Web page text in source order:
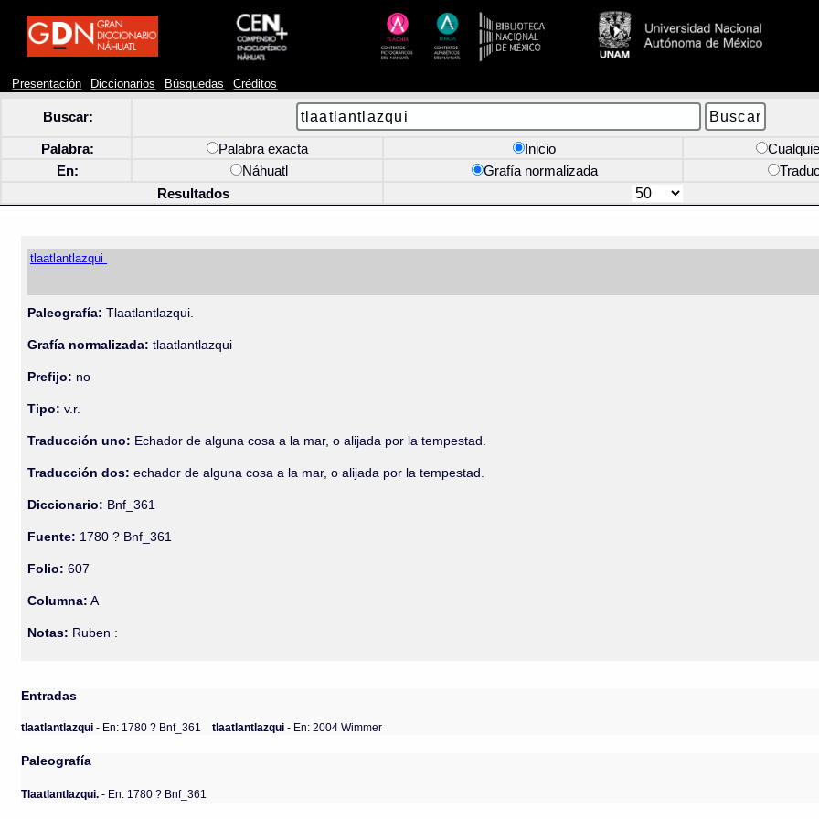
Presentación Diccionarios Búsquedas Créditos
Buscar:
Palabra: Palabra exacta Inicio
En:
Náhuatl Grafía normalizada
Resultados
tlaatlantlazqui
Paleografía: Tlaatlantlazqui.
Grafía normalizada: tlaatlantlazqui
Prefijo: no
Tipo: v.r.
Traducción uno: Echador de alguna cosa a la mar, o alijada por la tempestad.
Traducción dos: echador de alguna cosa a la mar, o alijada por la tempestad.
Diccionario: Bnf_361
Fuente: 1780 ? Bnf_361
Folio: 607
Columna: A
Notas: Ruben :
Entradas
tlaatlantlazqui- En: 1780 ? Bnf_361 tlaatlantlazqui- En: 2004 Wimmer
Paleografía
Tlaatlantlazqui. - En: 1780 ? Bnf_361